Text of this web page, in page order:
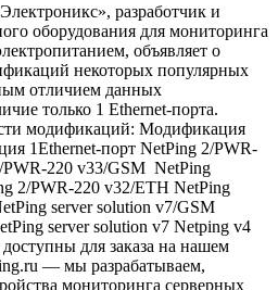
разработчик и
оборудования для мониторинга
объявляет о
некоторых популярных
отличием данных
только 1 Ethernet-порта.
модификаций: Модификация
1Ethernet-порт NetPing 2/PWR-
220 v33/GSM NetPing
2/PWR-220 v32/ETH NetPing
server solution v7/GSM
server solution v7 Netping v4
для заказа на нашем
— мы разрабатываем,
мониторинга серверных